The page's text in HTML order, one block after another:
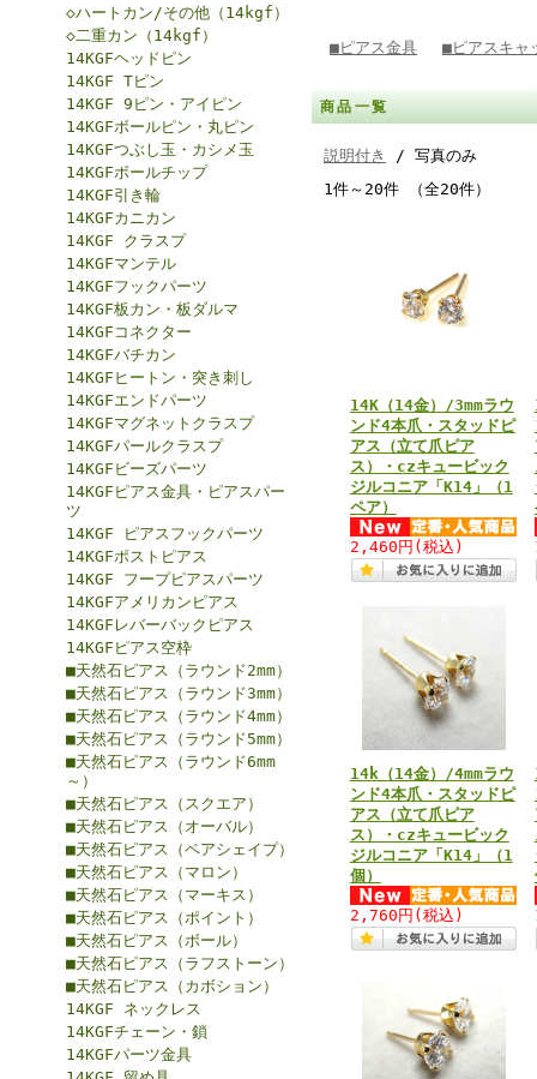
◇ハートカン/その他（14kgf）
◇二重カン（14kgf）
14KGFヘッドピン
14KGF Tピン
14KGF 9ピン・アイピン
14KGFボールピン・丸ピン
14KGFつぶし玉・カシメ玉
14KGFボールチップ
14KGF引き輪
14KGFカニカン
14KGF クラスプ
14KGFマンテル
14KGFフックパーツ
14KGF板カン・板ダルマ
14KGFコネクター
14KGFバチカン
14KGFヒートン・突き刺し
14KGFエンドパーツ
14KGFマグネットクラスプ
14KGFパールクラスプ
14KGFビーズパーツ
14KGFピアス金具・ピアスパー
ツ
14KGF ピアスフックパーツ
14KGFポストピアス
14KGF フープピアスパーツ
14KGFアメリカンピアス
14KGFレバーバックピアス
14KGFピアス空枠
■天然石ピアス（ラウンド2mm）
■天然石ピアス（ラウンド3mm）
■天然石ピアス（ラウンド4mm）
■天然石ピアス（ラウンド5mm）
■天然石ピアス（ラウンド6mm
～）
■天然石ピアス（スクエア）
■天然石ピアス（オーバル）
■天然石ピアス（ペアシェイプ）
■天然石ピアス（マロン）
■天然石ピアス（マーキス）
■天然石ピアス（ポイント）
■天然石ピアス（ボール）
■天然石ピアス（ラフストーン）
■天然石ピアス（カボション）
14KGF ネックレス
14KGFチェーン・鎖
14KGFパーツ金具
■ピアス金具 ■ピアスキャ
商品一覧
説明付き
/ 写真のみ
1件～20件 （全20件）
14K（14金）/3mmラウ
ンド4本爪・スタッドピ
アス（立て爪ピア
ス）・czキュービック
ジルコニア「K14」（1
ペア）
2,460円 (税込)
14k（14金）/4mmラウ
ンド4本爪・スタッドピ
アス（立て爪ピア
ス）・czキュービック
ジルコニア「K14」（1
個）
2,760円 (税込)